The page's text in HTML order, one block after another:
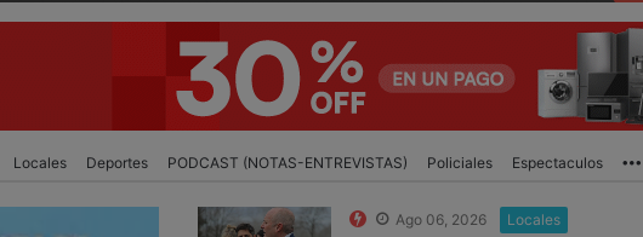
Locales Deportes PODCAST (NOTAS-ENTREVISTAS) Policiales Espectaculos
Ago 06, 2026 Locales